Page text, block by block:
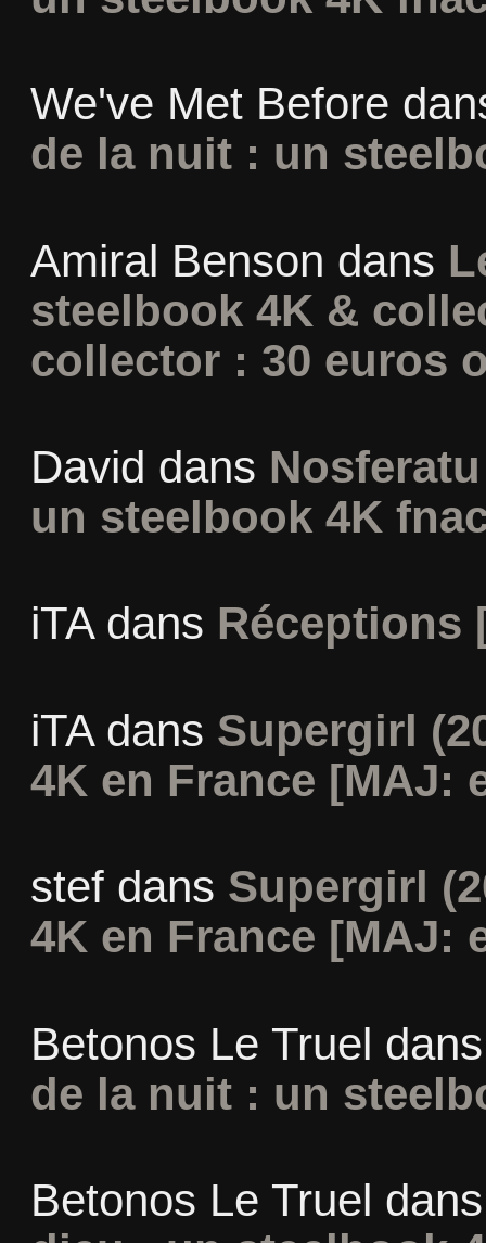
We've Met Before
de la nuit : un
Amiral Benson dans
steelbook 4K &
collector : 30 euros
David dans
un steelbook 4K
iTAdans Réceptions
iTAdans Supergirl
4K en France [MAJ:
stefdans Supergirl
4K en France [MAJ:
Betonos Le Truel
de la nuit : un
Betonos Le Truel